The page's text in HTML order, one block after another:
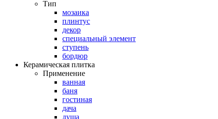
Тип
мозаика
плинтус
декор
специальный элемент
ступень
бордюр
Керамическая плитка
Применение
ванная
баня
гостиная
дача
душа